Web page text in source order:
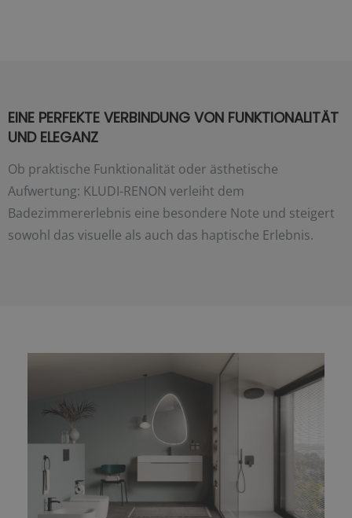
EINE PERFEKTE VERBINDUNG VON FUNKTIONALITÄT
UND ELEGANZ
Ob praktische Funktionalität oder ästhetische
Aufwertung: KLUDI-RENON verleiht dem
Badezimmererlebnis eine besondere Note und steigert
sowohl das visuelle als auch das haptische Erlebnis.